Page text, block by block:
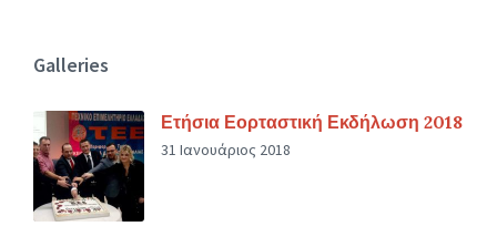
Galleries
Ετήσια Εορταστική Εκδήλωση 2018
31 Ιανουάριος 2018